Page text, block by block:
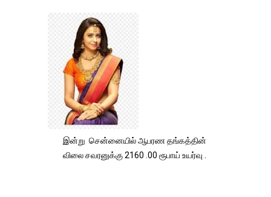
இன்று சென்னையில் ஆபரண தங்கத்தின்
விலை சவரனுக்கு 2160 .00 ரூபாய் உயர்வு .